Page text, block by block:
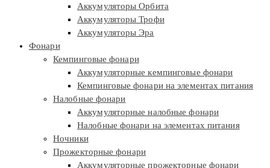
Аккумуляторы Орбита
Аккумуляторы Трофи
Аккумуляторы Эра
Фонари
Кемпинговые фонари
Аккумуляторные кемпинговые фонари
Кемпинговые фонари на элементах питания
Налобные фонари
Аккумуляторные налобные фонари
Налобные фонари на элементах питания
Ночники
Прожекторные фонари
Аккумуляторные прожекторные фонари